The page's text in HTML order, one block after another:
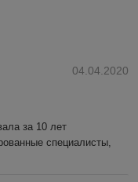
04.04.2020
за 10 лет
специалисты,